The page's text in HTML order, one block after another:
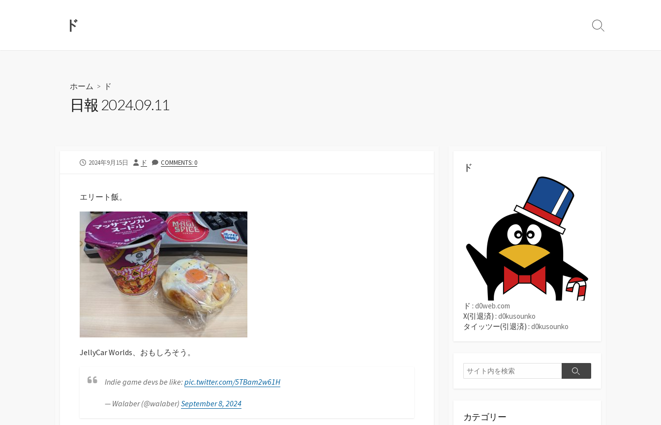
ド
検
ホーム > ド
日報 2024.09.11
公
2024年9月15日
投
ド COMMENTS: 0
エリート飯。
JellyCar Worlds、おもしろそう。
Indie game devs be like:pic.twitter.com/5TBam2w61H
— Walaber (@walaber)September 8, 2024
ド
ド : d0web.com
X(引退済) : d0kusounko
タイッツー(引退済) : d0kusounko
検
索
検
カテゴリー